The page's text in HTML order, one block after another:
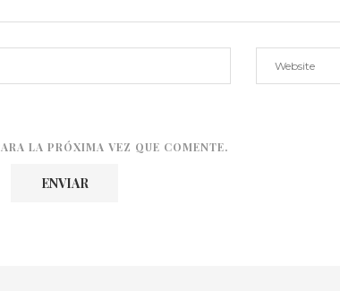
LA PRÓXIMA VEZ QUE COMENTE.